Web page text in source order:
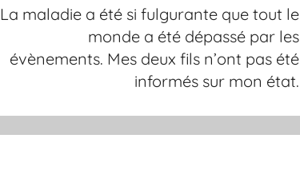
La maladie a été si fulgurante que tout le
monde a été dépassé par les
évènements. Mes deux fils n’ont pas été
informés sur mon état.